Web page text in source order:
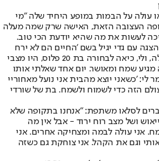
עולה על הבמות במופע היחיד שלה "מי
העצובה הזאת, האישה שרק שמה מעלה
לעשות את מה שהיא יודעת הכי טוב.
ב־1975 עשיתי הצגה עם גדי יגיל בשם 'החיים הם לא ירח
דבש'. זו היתה הצלחה לא רגילה, ולי, כיאה לבחורה בת 20 פלוס, היו מצבי
מגיע שמח ומאושר. יום אחד שאלתי אותו
לי: 'כשאני יוצא מהבית אני נועל מאחוריי
הזה כדי לשמוח ולשמח. בת של שורדי
לסלאו משתפת: "אנחנו בתקופה שלא
ושל מצב רוח ירוד - אבל אין מה
אני עולה לבמה ומצחיקה אחרים. אני
וגם את הקהל. אני צוחקת גם כשזה